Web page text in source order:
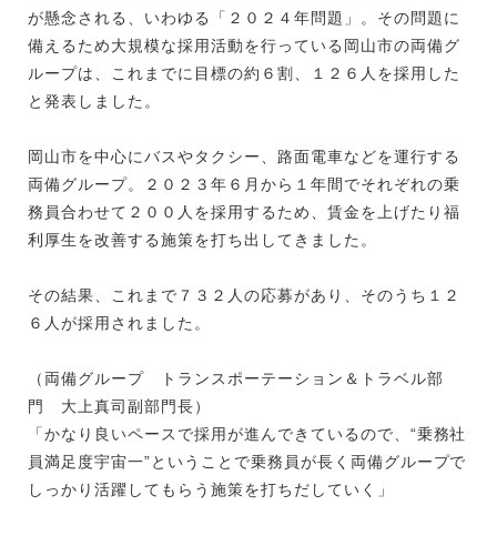
が懸念される、いわゆる「２０２４年問題」。その問題に
備えるため大規模な採用活動を行っている岡山市の両備グ
ループは、これまでに目標の約６割、１２６人を採用した
と発表しました。
岡山市を中心にバスやタクシー、路面電車などを運行する
両備グループ。２０２３年６月から１年間でそれぞれの乗
務員合わせて２００人を採用するため、賃金を上げたり福
利厚生を改善する施策を打ち出してきました。
その結果、これまで７３２人の応募があり、そのうち１２
６人が採用されました。
（両備グループ トランスポーテーション＆トラベル部
門 大上真司副部門長）
「かなり良いペースで採用が進んできているので、“乗務社
員満足度宇宙一”ということで乗務員が長く両備グループで
しっかり活躍してもらう施策を打ちだしていく」